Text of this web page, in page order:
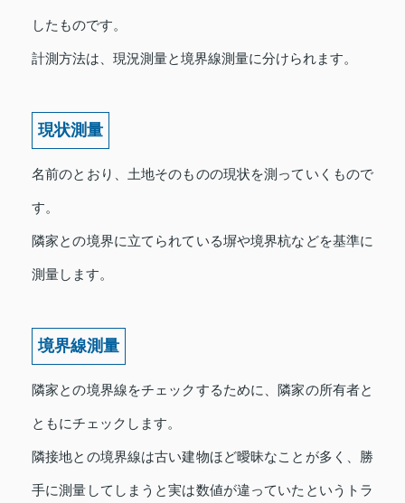
したものです。
計測方法は、現況測量と境界線測量に分けられます。
現状測量
名前のとおり、土地そのものの現状を測っていくもので
す。
隣家との境界に立てられている塀や境界杭などを基準に
測量します。
境界線測量
隣家との境界線をチェックするために、隣家の所有者と
ともにチェックします。
隣接地との境界線は古い建物ほど曖昧なことが多く、勝
手に測量してしまうと実は数値が違っていたというトラ